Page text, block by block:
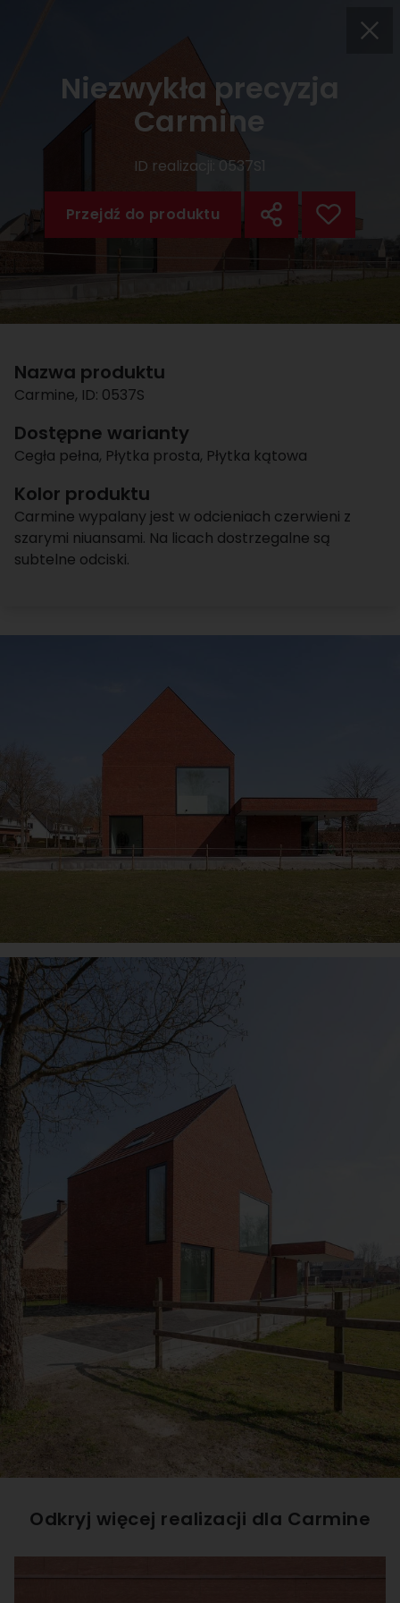
Niezwykła precyzja
Carmine
ID realizacji: 0537S1
Przejdź do produktu
Nazwa produktu
Carmine, ID: 0537S
Dostępne warianty
Cegła pełna, Płytka prosta, Płytka kątowa
Kolor produktu
Carmine wypalany jest w odcieniach czerwieni z
szarymi niuansami. Na licach dostrzegalne są
subtelne odciski.
Odkryj więcej realizacji dla Carmine